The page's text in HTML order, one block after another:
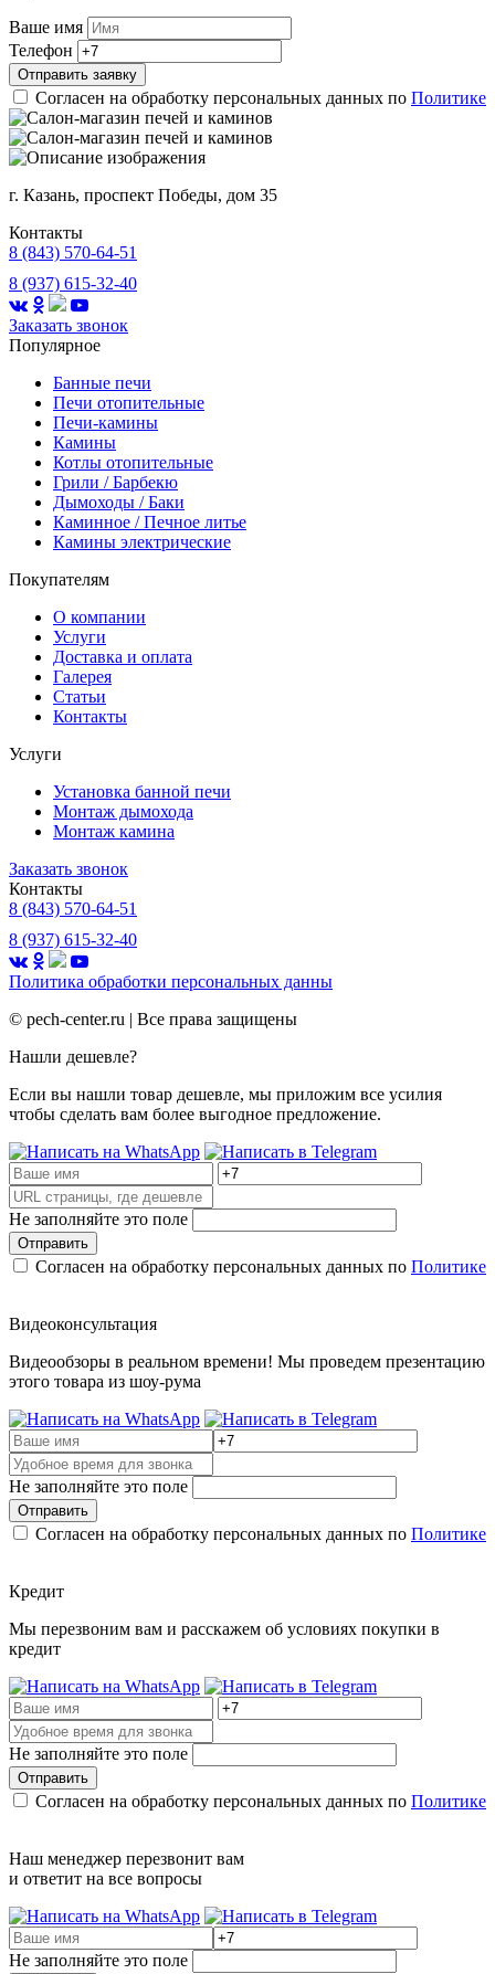
Ваше имя
Телефон
Отправить заявку
Согласен на обработку персональных данных по Политике
г. Казань, проспект Победы, дом 35
Контакты
8 (843) 570-64-51
8 (937) 615-32-40
Заказать звонок
Популярное
Банные печи
Печи отопительные
Печи-камины
Камины
Котлы отопительные
Грили / Барбекю
Дымоходы / Баки
Каминное / Печное литье
Камины электрические
Покупателям
О компании
Услуги
Доставка и оплата
Галерея
Статьи
Контакты
Услуги
Установка банной печи
Монтаж дымохода
Монтаж камина
Заказать звонок
Контакты
8 (843) 570-64-51
8 (937) 615-32-40
Политика обработки персональных данны
© pech-center.ru | Все права защищены
Нашли дешевле?
Если вы нашли товар дешевле, мы приложим все усилия
чтобы сделать вам более выгодное предложение.
Не заполняйте это поле
Отправить
Согласен на обработку персональных данных по Политике
Видеоконсультация
Видеообзоры в реальном времени! Мы проведем презентацию
этого товара из шоу-рума
Не заполняйте это поле
Отправить
Согласен на обработку персональных данных по Политике
Кредит
Мы перезвоним вам и расскажем об условиях покупки в
кредит
Не заполняйте это поле
Отправить
Согласен на обработку персональных данных по Политике
Наш менеджер перезвонит вам
и ответит на все вопросы
Не заполняйте это поле